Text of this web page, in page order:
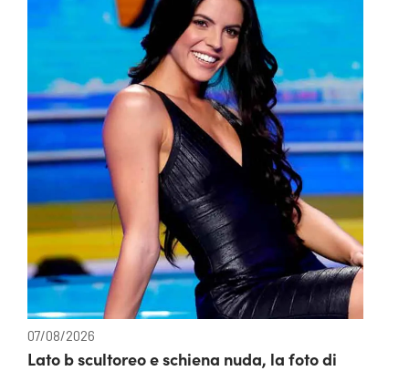
07/08/2026
Lato b scultoreo e schiena nuda, la foto di